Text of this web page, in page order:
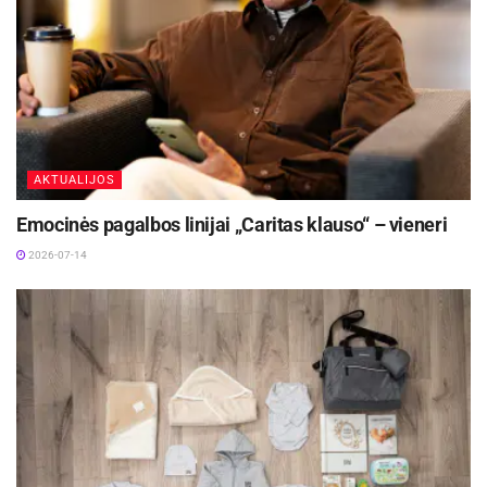
intensyvumas, galima įvertinti pagal
ultravioletinės spinduliuotės indeksą, kurio
reikšmės grupuojamos į kategorijas nuo 1 iki 11
ir kuris lemia apsaugos nuo saulės reikalingumo
laipsnį:
1–2 – žemas. Apsauga nereikalinga, galima be
apribojimų būti atvirame ore.
3–5 – vidutinis. Apsauga reikalinga. Vidurdienį (11–15
val.) geriau būkite šešėlyje, dėvėkite marškinėlius,
skrybėlę ir saulės akinius su UVA ir UVB filtru.
6–7 – aukštas. Apsauga reikalinga. Vidurdienį (11–15
val.) geriau būkite šešėlyje, dėvėkite marškinėlius,
skrybėlę ir saulės akinius su UVA ir UVB filtru.
8–10 – labai aukštas. Reikalinga ypatinga apsauga.
Vidurdienį geriau likite patalpoje, nebūkite atviroje
AKTUALIJOS
Emocinės pagalbos linijai „Caritas klauso“ – vieneri
2026-07-14